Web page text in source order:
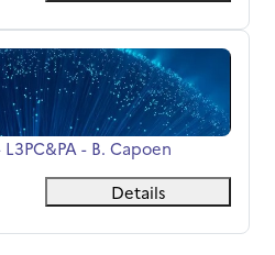
- B. Capoen
- B. Capoen
Details